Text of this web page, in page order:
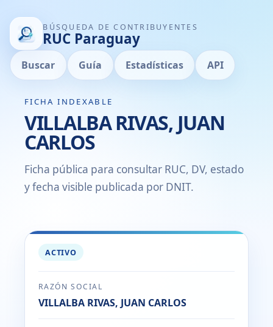
BÚSQUEDA DE CONTRIBUYENTES
RUC Paraguay
Buscar Guía Estadísticas API
FICHA INDEXABLE
VILLALBA RIVAS, JUAN
CARLOS
Ficha pública para consultar RUC, DV, estado
y fecha visible publicada por DNIT.
ACTIVO
RAZÓN SOCIAL
VILLALBA RIVAS, JUAN CARLOS